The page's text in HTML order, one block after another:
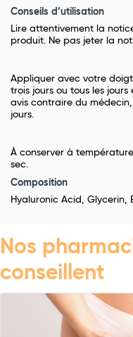
Conseils d’utilisation
Lire attentivement la
produit. Ne pas jeter la
Appliquer avec votre
trois jours ou tous les
avis contraire du
jours.
À conserver à
sec.
Composition
Hyaluronic Acid, Glycerin,
Nos
conseillent